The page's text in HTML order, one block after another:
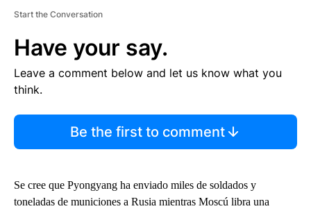
Start the Conversation
Have your say.
Leave a comment below and let us know what you
think.
Be the first to comment
Se cree que Pyongyang ha enviado miles de soldados y
toneladas de municiones a Rusia mientras Moscú libra una